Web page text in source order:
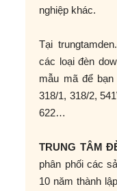
nghiệp khác.
Tại
các loại đèn
mẫu mã để
318/1, 318/2,
622…
TRUNG TÂM
phân phối các
10 năm thành